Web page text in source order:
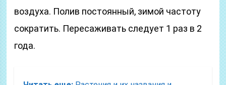
воздуха. Полив постоянный, зимой частоту
сократить. Пересаживать следует 1 раз в 2
года.